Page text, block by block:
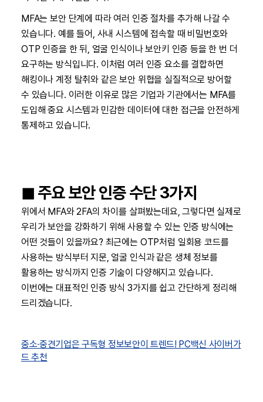
MFA는 보안 단계에 따라 여러 인증 절차를 추가해 나갈 수
있습니다. 예를 들어, 사내 시스템에 접속할 때 비밀번호와
OTP 인증을 한 뒤, 얼굴 인식이나 보안키 인증 등을 한 번 더
요구하는 방식입니다. 이처럼 여러 인증 요소를 결합하면
해킹이나 계정 탈취와 같은 보안 위협을 실질적으로 방어할
수 있습니다. 이러한 이유로 많은 기업과 기관에서는 MFA를
도입해 중요 시스템과 민감한 데이터에 대한 접근을 안전하게
통제하고 있습니다.
◼︎ 주요 보안 인증 수단 3가지
위에서 MFA와 2FA의 차이를 살펴봤는데요, 그렇다면 실제로
우리가 보안을 강화하기 위해 사용할 수 있는 인증 방식에는
어떤 것들이 있을까요? 최근에는 OTP처럼 일회용 코드를
사용하는 방식부터 지문, 얼굴 인식과 같은 생체 정보를
활용하는 방식까지 인증 기술이 다양해지고 있습니다.
이번에는 대표적인 인증 방식 3가지를 쉽고 간단하게 정리해
드리겠습니다.
중소∙중견기업은 구독형 정보보안이 트렌드! PC백신 사이버가
드 추천